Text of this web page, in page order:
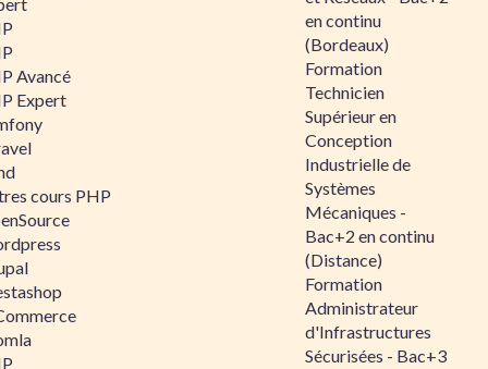
Avancé
Expert
cours PHP
en continu
(Bordeaux)
Formation
Technicien
Supérieur en
Conception
Industrielle de
Systèmes
Mécaniques -
Bac+2 en continu
(Distance)
Formation
Administrateur
d'Infrastructures
Sécurisées - Bac+3